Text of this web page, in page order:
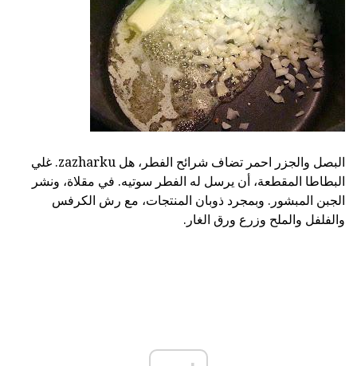
البصل والجزر احمر تضاف شرائح الفطر، هل zazharku. غلي
البطاطا المقطعة، أن يرسل له الفطر سوتيه. في مقلاة، ونشر
الجبن المبشور. وبمجرد ذوبان المنتجات، مع رش الكرفس
والفلفل والملح وزرع ورق الغار.